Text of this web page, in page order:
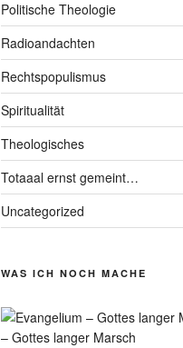
Politische Theologie
Radioandachten
Rechtspopulismus
Spiritualität
Theologisches
Totaaal ernst gemeint…
Uncategorized
WAS ICH NOCH MACHE
– Gottes langer Marsch